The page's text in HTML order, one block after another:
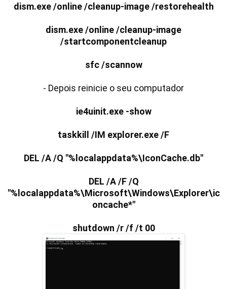
dism.exe /online /cleanup-image /restorehealth
dism.exe /online /cleanup-image
/startcomponentcleanup
sfc /scannow
- Depois reinicie o seu computador
ie4uinit.exe -show
taskkill /IM explorer.exe /F
DEL /A /Q "%localappdata%\IconCache.db"
DEL /A /F /Q
"%localappdata%\Microsoft\Windows\Explorer\ic
oncache*"
shutdown /r /f /t 00